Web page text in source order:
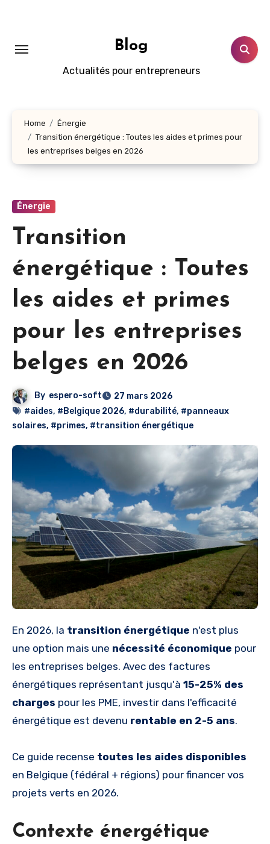
Blog
Actualités pour entrepreneurs
Home
Énergie
Transition énergétique : Toutes les aides et primes pour
les entreprises belges en 2026
Énergie
Transition
énergétique : Toutes
les aides et primes
pour les entreprises
belges en 2026
By espero-soft
27 mars 2026
#aides, #Belgique 2026, #durabilité, #panneaux
solaires, #primes, #transition énergétique
En 2026, la transition énergétique n'est plus
une option mais une nécessité économique pour
les entreprises belges. Avec des factures
énergétiques représentant jusqu'à 15-25% des
charges pour les PME, investir dans l'efficacité
énergétique est devenu rentable en 2-5 ans.
Ce guide recense toutes les aides disponibles
en Belgique (fédéral + régions) pour financer vos
projets verts en 2026.
Contexte énergétique